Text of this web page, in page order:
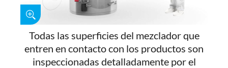
Todas las superficies del mezclador que
entren en contacto con los productos son
inspeccionadas detalladamente por el